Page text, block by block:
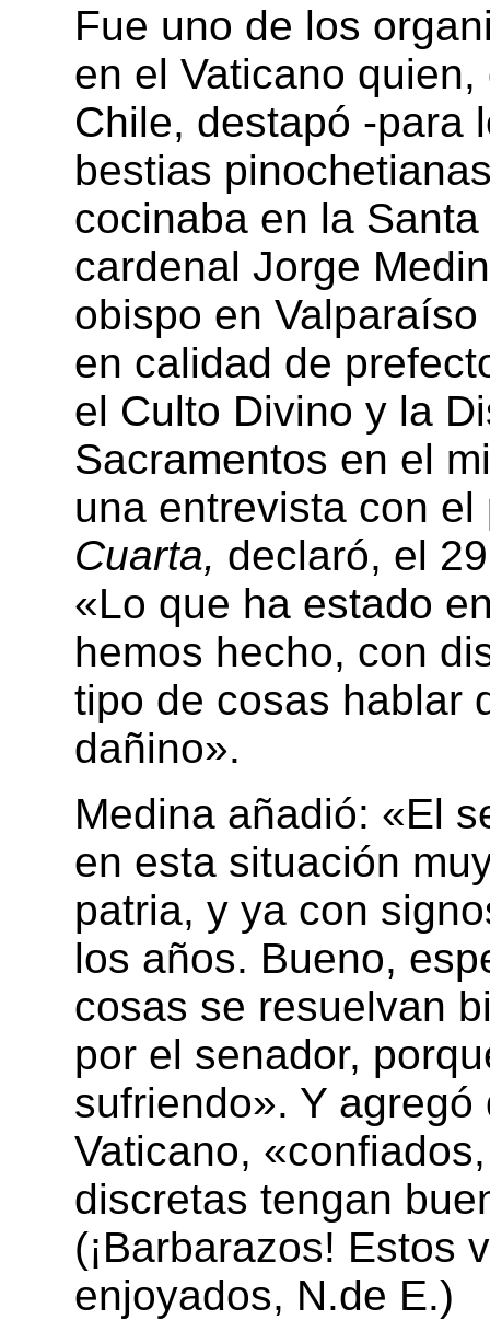
Fue uno de los
en el Vaticano
Chile, destapó -para
bestias
cocinaba en la
cardenal Jorge
obispo en
en calidad de
el Culto Divino y la
Sacramentos en el
una entrevista con
Cuarta, declaró, el
«Lo que ha estado
hemos hecho, con
tipo de cosas hablar
dañino».
Medina añadió: «El
en esta situación
patria, y ya con
los años. Bueno,
cosas se resuelvan
por el senador,
sufriendo». Y
Vaticano,
discretas tengan
(¡Barbarazos! Estos
enjoyados, N.de E.)